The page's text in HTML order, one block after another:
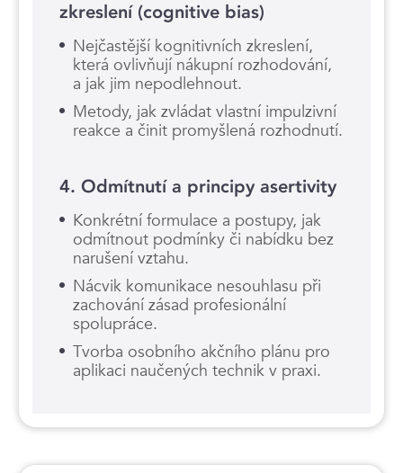
zkreslení (cognitive bias)
Nejčastější kognitivních zkreslení,
která ovlivňují nákupní rozhodování,
a jak jim nepodlehnout.
Metody, jak zvládat vlastní impulzivní
reakce a činit promyšlená rozhodnutí.
4. Odmítnutí a principy asertivity
Konkrétní formulace a postupy, jak
odmítnout podmínky či nabídku bez
narušení vztahu.
Nácvik komunikace nesouhlasu při
zachování zásad profesionální
spolupráce.
Tvorba osobního akčního plánu pro
aplikaci naučených technik v praxi.